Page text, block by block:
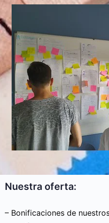
Nuestra oferta:
– Bonificaciones de